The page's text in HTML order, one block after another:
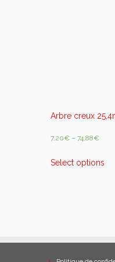
Arbre creux
7,20€ – 74,88€
Select options